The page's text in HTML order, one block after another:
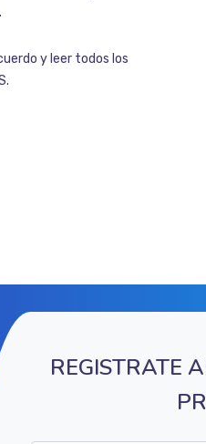
y leer todos los
REGISTRATE